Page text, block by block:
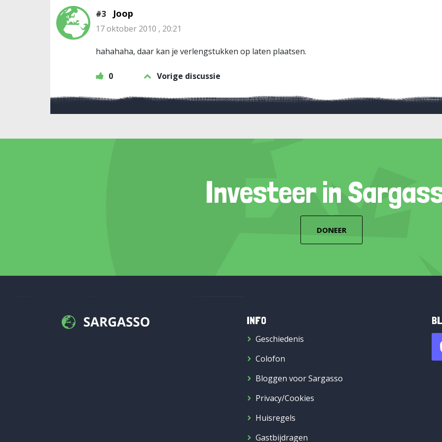
#3 Joop
17 oktober 2010 , 20:21
hahahaha, daar kan je verlengstukken op laten plaatsen.
0 Vorige discussie
Investeer in
DONEER
INFO
Geschiedenis
Colofon
Bloggen voor Sargasso
Privacy/Cookies
Huisregels
Gastbijdragen